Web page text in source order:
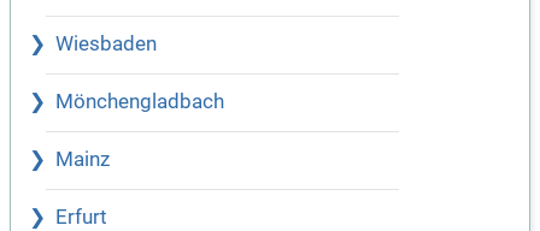
Wiesbaden
Mönchengladbach
Mainz
Erfurt